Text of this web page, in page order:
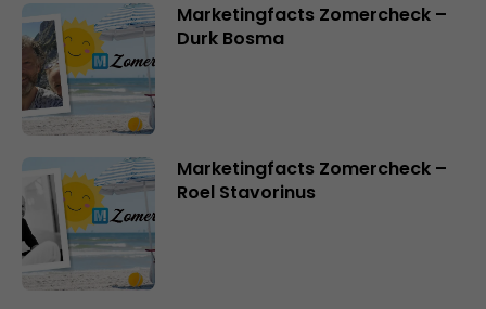
Marketingfacts Zomercheck –
Durk Bosma
Marketingfacts Zomercheck –
Roel Stavorinus